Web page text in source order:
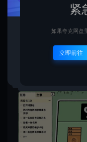
紧
如果夸克网盘
立即前往